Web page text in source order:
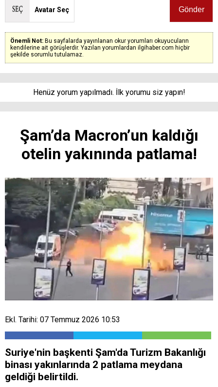
Avatar Seç
Önemli Not: Bu sayfalarda yayınlanan okur yorumları okuyucuların
kendilerine ait görüşlerdir. Yazılan yorumlardan ilgihaber.com hiçbir
şekilde sorumlu tutulamaz.
Henüz yorum yapılmadı. İlk yorumu siz yapın!
Şam’da Macron’un kaldığı
otelin yakınında patlama!
Ekl. Tarihi: 07 Temmuz 2026 10:53
Suriye'nin başkenti Şam'da Turizm Bakanlığı
binası yakınlarında 2 patlama meydana
geldiği belirtildi.